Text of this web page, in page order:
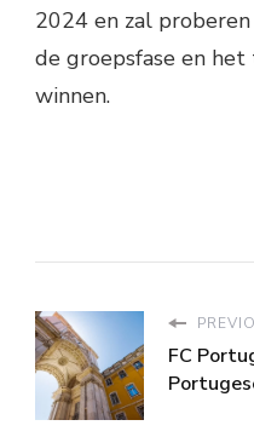
2024 en zal
de groepsfase en
winnen.
FC